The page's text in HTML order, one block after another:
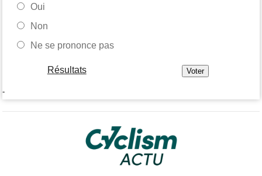
Oui
Non
Ne se prononce pas
Résultats
-